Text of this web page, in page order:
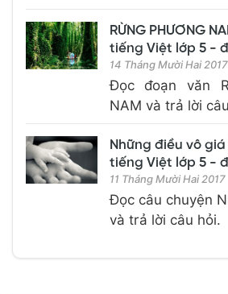
RỪNG PHƯƠNG
tiếng Việt lớp 5 -
14 Tháng Mười Hai 2017
Đọc đoạn văn
NAM và trả lời
Những điều vô
tiếng Việt lớp 5 -
11 Tháng Mười Hai 2017
Đọc câu chuyện
và trả lời câu hỏi.